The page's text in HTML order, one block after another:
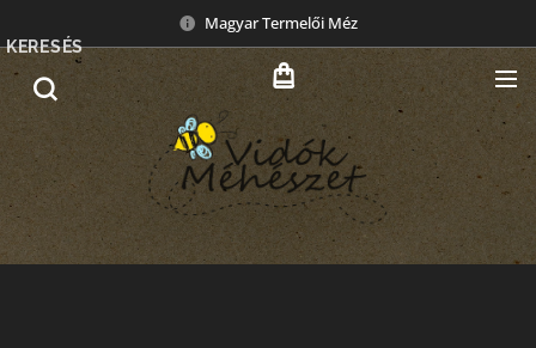
Magyar Termelői Méz
KERESÉS